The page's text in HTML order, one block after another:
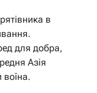
в
для добра,
Азія